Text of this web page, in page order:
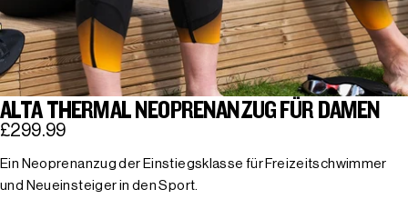
ALTA THERMAL NEOPRENANZUG FÜR DAMEN
£299.99
Ein Neoprenanzug der Einstiegsklasse für Freizeitschwimmer
und Neueinsteiger in den Sport.